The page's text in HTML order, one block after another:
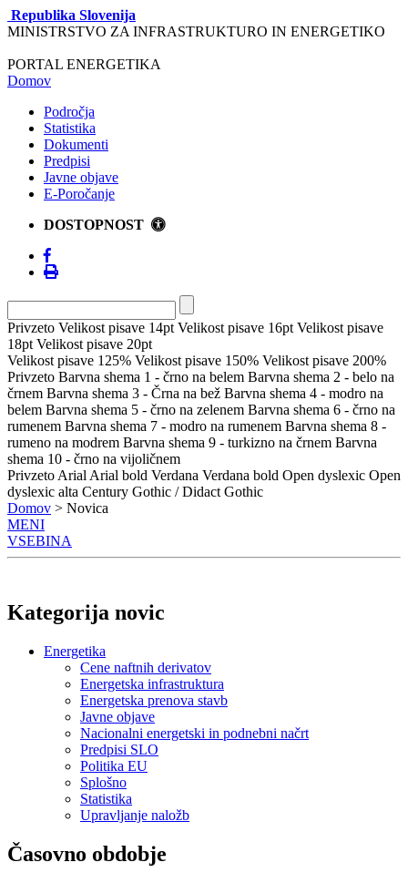
Republika Slovenija
MINISTRSTVO ZA INFRASTRUKTURO IN ENERGETIKO
PORTAL ENERGETIKA
Domov
Področja
Statistika
Dokumenti
Predpisi
Javne objave
E-Poročanje
DOSTOPNOST
Privzeto Velikost pisave 14pt Velikost pisave 16pt Velikost pisave
18pt Velikost pisave 20pt
Velikost pisave 125% Velikost pisave 150% Velikost pisave 200%
Privzeto Barvna shema 1 - črno na belem Barvna shema 2 - belo na
črnem Barvna shema 3 - Črna na bež Barvna shema 4 - modro na
belem Barvna shema 5 - črno na zelenem Barvna shema 6 - črno na
rumenem Barvna shema 7 - modro na rumenem Barvna shema 8 -
rumeno na modrem Barvna shema 9 - turkizno na črnem Barvna
shema 10 - črno na vijoličnem
Privzeto Arial Arial bold Verdana Verdana bold Open dyslexic Open
dyslexic alta Century Gothic / Didact Gothic
Domov > Novica
MENI
VSEBINA
Kategorija novic
Energetika
Cene naftnih derivatov
Energetska infrastruktura
Energetska prenova stavb
Javne objave
Nacionalni energetski in podnebni načrt
Predpisi SLO
Politika EU
Splošno
Statistika
Upravljanje naložb
Časovno obdobje